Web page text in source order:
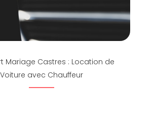
Mariage Castres : Location de
Voiture avec Chauffeur